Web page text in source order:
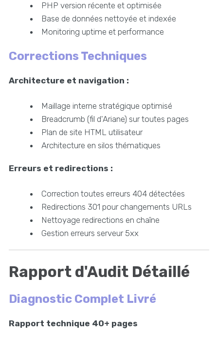
PHP version récente et optimisée
Base de données nettoyée et indexée
Monitoring uptime et performance
Corrections Techniques
Architecture et navigation :
Maillage interne stratégique optimisé
Breadcrumb (fil d'Ariane) sur toutes pages
Plan de site HTML utilisateur
Architecture en silos thématiques
Erreurs et redirections :
Correction toutes erreurs 404 détectées
Redirections 301 pour changements URLs
Nettoyage redirections en chaîne
Gestion erreurs serveur 5xx
Rapport d'Audit Détaillé
Diagnostic Complet Livré
Rapport technique 40+ pages